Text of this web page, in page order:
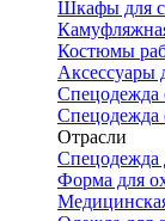
Шкафы для
Костюмы
Аксессуары
Спецодежда
Отрасли
Спецодежда
Форма для